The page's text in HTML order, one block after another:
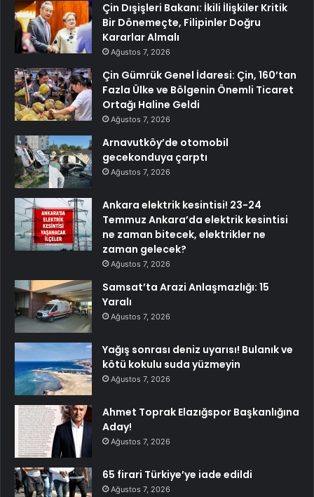
Çin Dışişleri Bakanı: İkili İlişkiler Kritik
Bir Dönemeçte, Filipinler Doğru
Kararlar Almalı
Ağustos 7, 2026
Çin Gümrük Genel İdaresi: Çin, 160’tan
Fazla Ülke ve Bölgenin Önemli Ticaret
Ortağı Haline Geldi
Ağustos 7, 2026
Arnavutköy’de otomobil
gecekonduya çarptı
Ağustos 7, 2026
Ankara elektrik kesintisi! 23-24
Temmuz Ankara’da elektrik kesintisi
ne zaman bitecek, elektrikler ne
zaman gelecek?
Ağustos 7, 2026
Samsat’ta Arazi Anlaşmazlığı: 15
Yaralı
Ağustos 7, 2026
Yağış sonrası deniz uyarısı! Bulanık ve
kötü kokulu suda yüzmeyin
Ağustos 7, 2026
Ahmet Toprak Elazığspor Başkanlığına
Aday!
Ağustos 7, 2026
65 firari Türkiye’ye iade edildi
Ağustos 7, 2026